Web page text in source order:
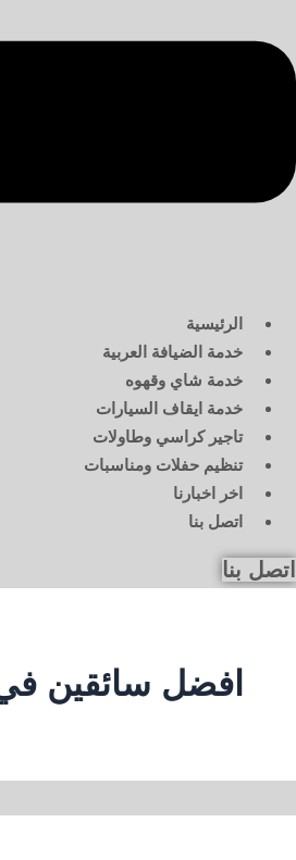
الرئيسية
خدمة الضيافة العربية
خدمة شاي وقهوه
خدمة ايقاف السيارات
تاجير كراسي وطاولات
تنظيم حفلات ومناسبات
اخر اخبارنا
اتصل بنا
اتصل بنا
افضل سائقين